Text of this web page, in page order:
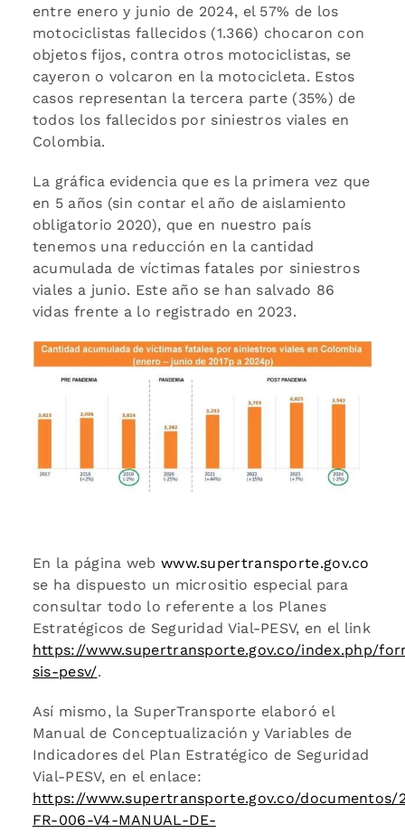
entre enero y junio de 2024, el 57% de los
motociclistas fallecidos (1.366) chocaron con
objetos fijos, contra otros motociclistas, se
cayeron o volcaron en la motocicleta. Estos
casos representan la tercera parte (35%) de
todos los fallecidos por siniestros viales en
Colombia.
La gráfica evidencia que es la primera vez que
en 5 años (sin contar el año de aislamiento
obligatorio 2020), que en nuestro país
tenemos una reducción en la cantidad
acumulada de víctimas fatales por siniestros
viales a junio. Este año se han salvado 86
vidas frente a lo registrado en 2023.
En la página web www.supertransporte.gov.co
se ha dispuesto un micrositio especial para
consultar todo lo referente a los Planes
Estratégicos de Seguridad Vial-PESV, en el link
https://www.supertransporte.gov.co/index.php/
sis-pesv/.
Así mismo, la SuperTransporte elaboró el
Manual de Conceptualización y Variables de
Indicadores del Plan Estratégico de Seguridad
Vial-PESV, en el enlace:
https://www.supertransporte.gov.co/documentos/
FR-006-V4-MANUAL-DE-